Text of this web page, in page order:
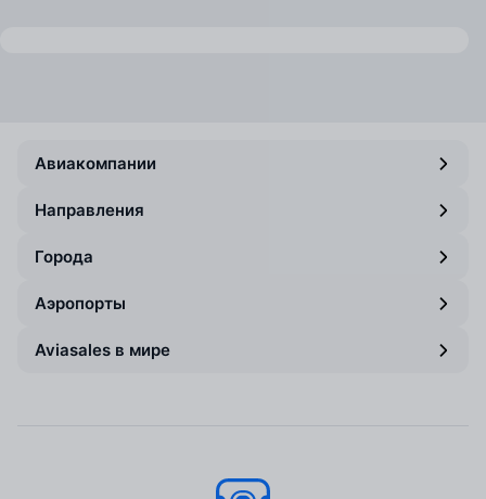
Авиакомпании
Направления
Города
Аэропорты
Aviasales в мире